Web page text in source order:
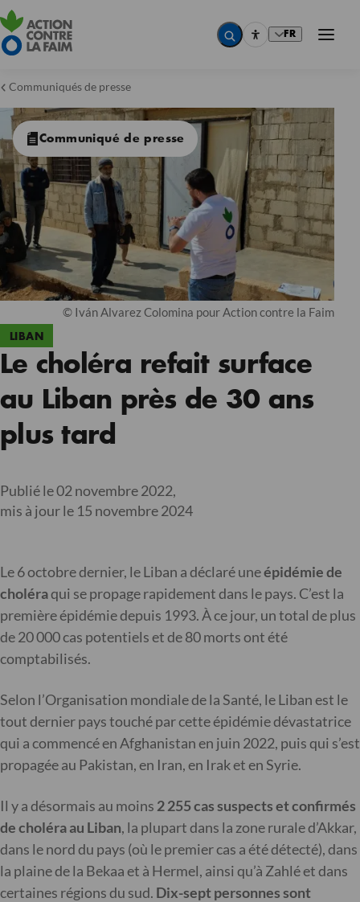
FR
Communiqués de presse
LIBAN
Communiqué de presse
© Iván Alvarez Colomina pour Action contre la Faim
Le choléra refait surface
au Liban près de 30 ans
plus tard
Publié le 02 novembre 2022,
mis à jour le 15 novembre 2024
Le 6 octobre dernier, le Liban a déclaré uneépidémie de
choléraqui se propage rapidement dans le pays. C’est la
première épidémie depuis 1993. À ce jour, un total de plus
de 20 000 cas potentiels et de 80 morts ont été
comptabilisés.
Selon l’Organisation mondiale de la Santé, le Liban est le
tout dernier pays touché par cette épidémie dévastatrice
qui a commencé en Afghanistan en juin 2022, puis qui s’est
propagée au Pakistan, en Iran, en Irak et en Syrie.
Il y a désormais au moins 2 255 cas suspects et confirmés
de choléra au Liban, la plupart dans la zone rurale d’Akkar,
dans le nord du pays (où le premier cas a été détecté), dans
la plaine de la Bekaa et à Hermel, ainsi qu’à Zahlé et dans
certaines régions du sud. Dix-sept personnes sont